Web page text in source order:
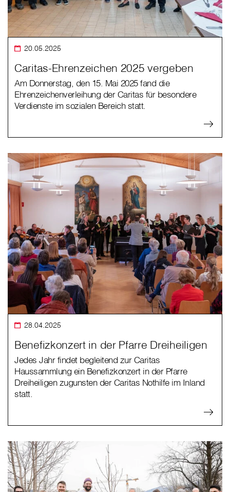
20.05.2025
Caritas-Ehrenzeichen 2025 vergeben
Am Donnerstag, den 15. Mai 2025 fand die
Ehrenzeichenverleihung der Caritas für besondere
Verdienste im sozialen Bereich statt.
28.04.2025
Benefizkonzert in der Pfarre Dreiheiligen
Jedes Jahr findet begleitend zur Caritas
Haussammlung ein Benefizkonzert in der Pfarre
Dreiheiligen zugunsten der Caritas Nothilfe im Inland
statt.